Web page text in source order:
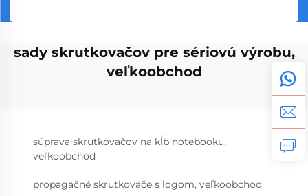
sady skrutkovačov pre sériovú výrobu,
veľkoobchod
súprava skrutkovačov na kĺb notebooku,
veľkoobchod
propagačné skrutkovače s logom, veľkoobchod